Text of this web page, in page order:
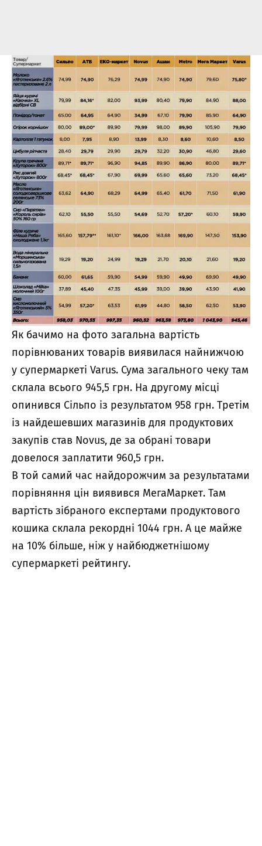
Як бачимо на фото загальна вартість
порівнюваних товарів виявилася найнижчою
у супермаркеті Varus. Сума загального чеку там
склала всього 945,5 грн. На другому місці
опинився Сільпо із результатом 958 грн. Третім
із найдешевших магазинів для продуктових
закупів став Novus, де за обрані товари
довелося заплатити 960,5 грн.
В той самий час найдорожчим за результатами
порівняння цін виявився МегаМаркет. Там
вартість зібраного експертами продуктового
кошика склала рекордні 1044 грн. А це майже
на 10% більше, ніж у найбюджетнішому
супермаркеті рейтингу.